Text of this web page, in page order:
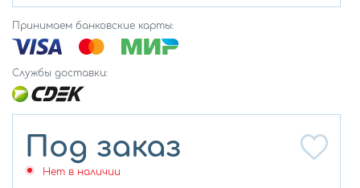
Принимаем банковские карты:
Службы доставки:
Под заказ
Нет в наличии